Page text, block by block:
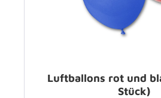
Luftballons rot und
Stück)